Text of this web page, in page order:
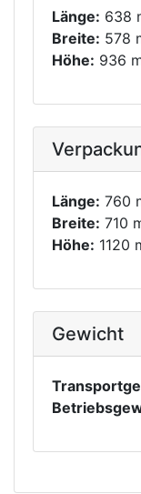
Länge: 638
Breite: 578
Höhe: 936
Länge: 760
Breite: 710
Höhe: 1120
Gewicht